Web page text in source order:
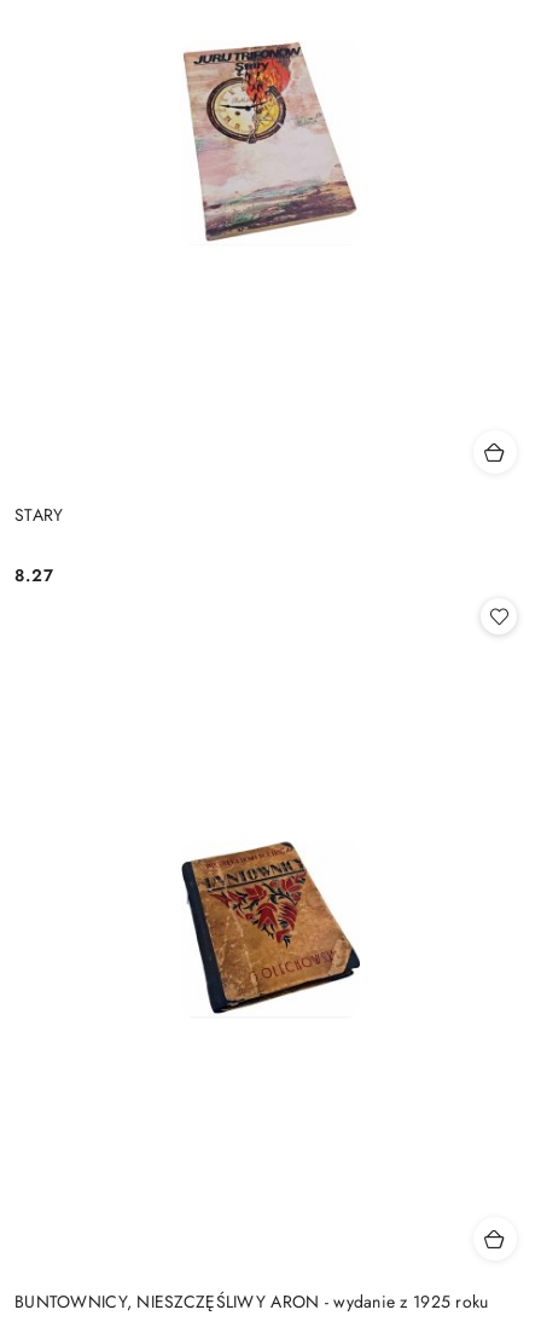
STARY
Cena:
8.27
BUNTOWNICY, NIESZCZĘŚLIWY ARON - wydanie z 1925 roku